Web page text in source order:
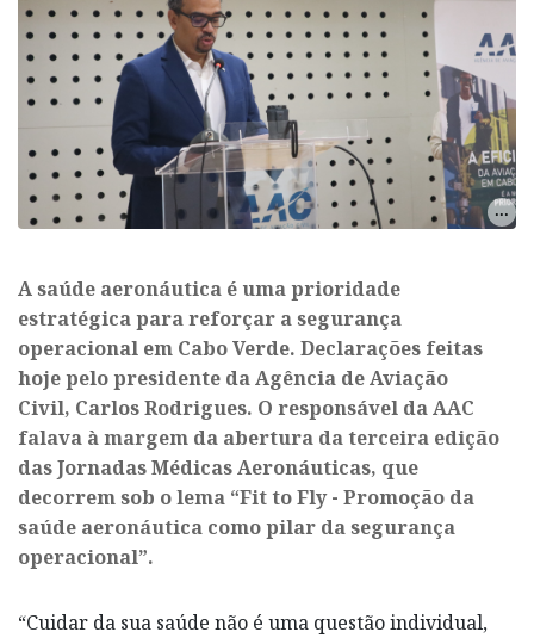
A saúde aeronáutica é uma prioridade
estratégica para reforçar a segurança
operacional em Cabo Verde. Declarações feitas
hoje pelo presidente da Agência de Aviação
Civil, Carlos Rodrigues. O responsável da AAC
falava à margem da abertura da terceira edição
das Jornadas Médicas Aeronáuticas, que
decorrem sob o lema “Fit to Fly - Promoção da
saúde aeronáutica como pilar da segurança
operacional”.
“Cuidar da sua saúde não é uma questão individual,